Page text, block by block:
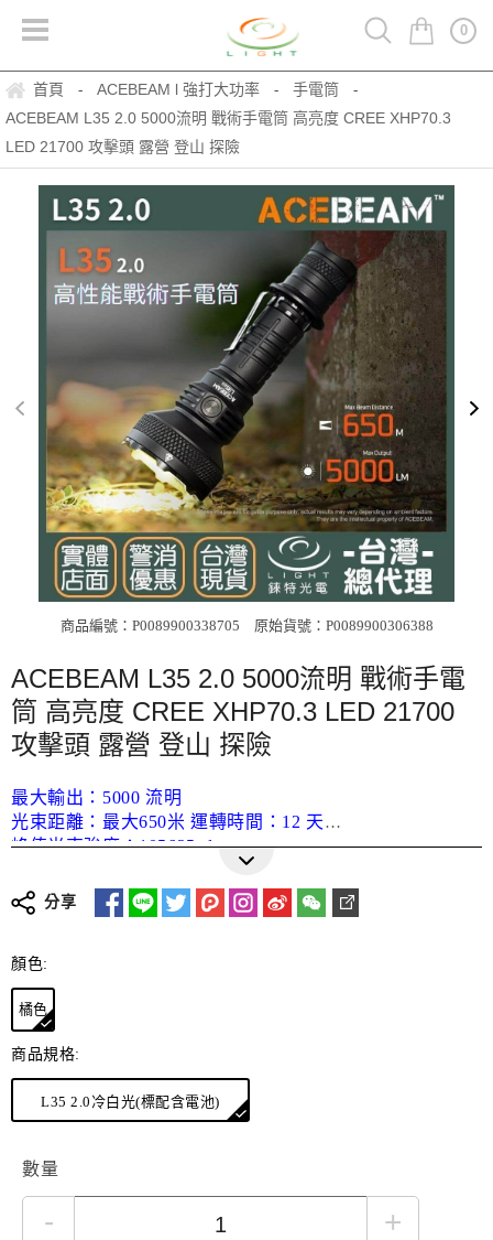
0
首頁 - ACEBEAM l 強打大功率 - 手電筒 -
ACEBEAM L35 2.0 5000流明 戰術手電筒 高亮度 CREE XHP70.3
LED 21700 攻擊頭 露營 登山 探險
商品編號：P0089900338705 原始貨號：P0089900306388
ACEBEAM L35 2.0 5000流明 戰術手電
筒 高亮度 CREE XHP70.3 LED 21700
攻擊頭 露營 登山 探險
最大輸出：5000 流明
光束距離：最大650米 運轉時間：12 天
峰值光束強度：105625cd
色溫：6500K 冷白光
尺寸：152 毫米(長度) x 54.2 毫米(頭部直徑) x 25.4 毫米
重量：250 克(含電池)
更多詳細介紹
分享
顏色:
橘色
商品規格:
L35 2.0冷白光(標配含電池)
數量
- +